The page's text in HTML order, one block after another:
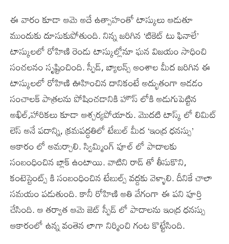
ఈ వారం కూడా ఆమె అదే ఉత్సాహంతో టాస్కులు ఆడుతూ
ముందుకు దూసుకుపోతుంది. నిన్న జరిగిన ‘టికెట్ టు ఫినాలే’
టాస్కులలో రోహిణి రెండు టాస్కుల్లోనూ ఘన విజయం సాధించి
సంచలనం సృష్టించింది. స్పీడ్, బ్యాలన్స్ అంశాల మీద జరిగిన ఈ
టాస్కులలో రోహిణి ఊహించిన దానికంటే అద్భుతంగా ఆడడం
సంచాలక్ పాత్రలను పోషించడానికి హౌస్ లోకి అడుగుపెట్టిన
అఖిల్,హారికలు కూడా ఆశ్చర్యపోయారు. మొదటి టాస్క్ లో లిమిట్
లెస్ అనే పదాన్ని, క్రమపద్ధతిలో టేబుల్ మీద ‘ఇంద్ర ధనస్సు’
ఆకారం లో అమర్చాలి. స్విమ్మింగ్ పూల్ లో పాదాలకు
సంబంధించిన బ్లాక్ ఉంటాయి. వాటిని రాడ్ తో తీసుకొని,
కంటెస్టెంట్స్ కి సంబంధించిన టేబుల్స్ వద్దకు వెళ్ళాలి. దీనికే చాలా
సమయం పడుతుంది. కానీ రోహిణి అతి వేగంగా ఈ పని పూర్తి
చేసింది. ఆ తర్వాత ఆమె జెట్ స్పీడ్ లో పాదాలను ఇంద్ర ధనస్సు
ఆకారంలో ఉన్న వంతెన లాగా నిర్మించి గంట కొట్టేసింది.